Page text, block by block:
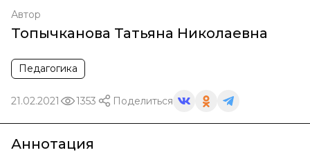
Автор
Топычканова Татьяна Николаевна
Педагогика
21.02.2021 1353 Поделиться
Аннотация